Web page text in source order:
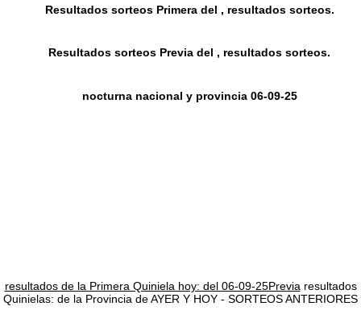
Resultados sorteos Primera del , resultados sorteos.
Resultados sorteos Previa del , resultados sorteos.
nocturna nacional y provincia 06-09-25
resultados de la Primera Quiniela hoy: del 06-09-25Previa resultados
Quinielas: de la Provincia de AYER Y HOY - SORTEOS ANTERIORES